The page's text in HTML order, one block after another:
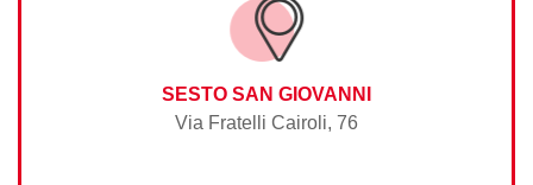
SESTO SAN GIOVANNI
Via Fratelli Cairoli, 76